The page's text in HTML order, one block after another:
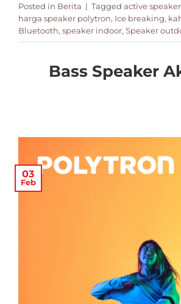
Posted in Berita | Tagged active speaker
harga speaker polytron, Ice breaking,
Bluetooth, speaker indoor, Speaker
Bass Speaker
03
Feb